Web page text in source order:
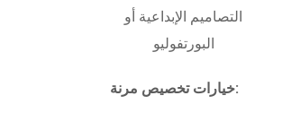
التصاميم الإبداعية أو
البورتفوليو
خيارات تخصيص مرنة: